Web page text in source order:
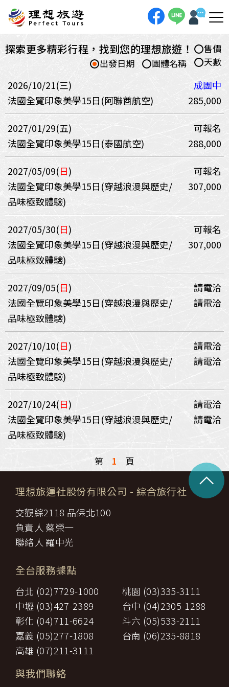
探索更多精彩行程，找到您的理想旅遊！
售價
天數
團體名稱
出發日期
2026/10/21(三)
成團中
法國全覽印象美學15日(阿聯酋航空)
285,000
2027/01/29(五)
可報名
法國全覽印象美學15日(泰國航空)
288,000
2027/05/09(日)
可報名
法國全覽印象美學15日(穿越浪漫與歷史/
品味極致體驗)
307,000
2027/05/30(日)
可報名
法國全覽印象美學15日(穿越浪漫與歷史/
品味極致體驗)
307,000
2027/09/05(日)
請電洽
法國全覽印象美學15日(穿越浪漫與歷史/
品味極致體驗)
請電洽
2027/10/10(日)
請電洽
法國全覽印象美學15日(穿越浪漫與歷史/
品味極致體驗)
請電洽
2027/10/24(日)
請電洽
法國全覽印象美學15日(穿越浪漫與歷史/
品味極致體驗)
請電洽
第 1 頁
理想旅運社股份有限公司 - 綜合旅行社
交觀綜2118 品保北100
負責人 蔡榮一
聯絡人 羅中光
全台服務據點
台北 (02)7729-1000
桃園 (03)335-3111
中壢 (03)427-2389
台中 (04)2305-1288
彰化 (04)711-6624
斗六 (05)533-2111
嘉義 (05)277-1808
台南 (06)235-8818
高雄 (07)211-3111
與我們聯絡
^